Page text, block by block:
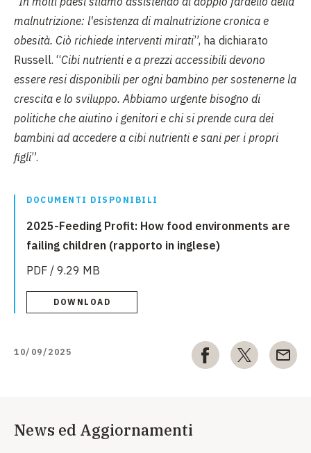
malnutrizione: l'esistenza di malnutrizione cronica e
obesità. Ciò richiede interventi mirati”, ha dichiarato
Russell. “Cibi nutrienti e a prezzi accessibili devono
essere resi disponibili per ogni bambino per sostenerne la
crescita e lo sviluppo. Abbiamo urgente bisogno di
politiche che aiutino i genitori e chi si prende cura dei
bambini ad accedere a cibi nutrienti e sani per i propri
figli”.
DOCUMENTI DISPONIBILI
2025-Feeding Profit: How food environments are
failing children (rapporto in inglese)
PDF / 9.29 MB
DOWNLOAD
10/09/2025
News ed Aggiornamenti